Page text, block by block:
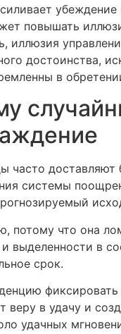
повышать
достоинства,
в
часто
системы
потому что она
в
срок.
веру в удачу и
удачных